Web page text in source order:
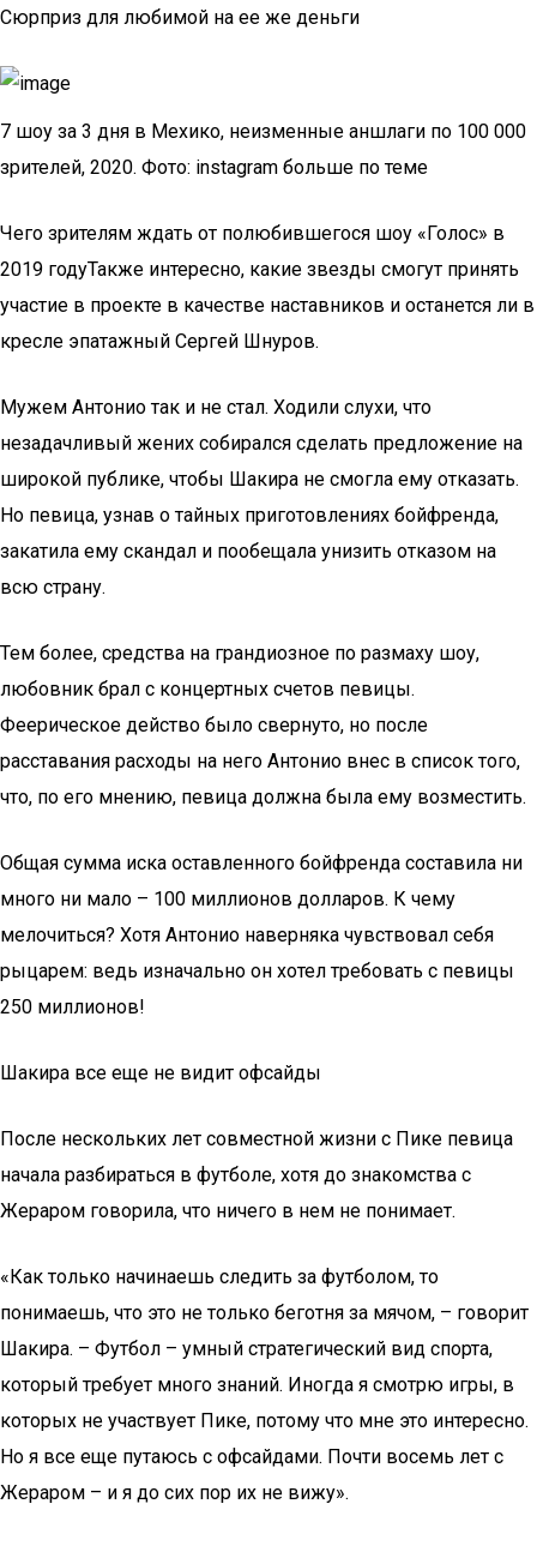
Сюрприз для любимой на ее же деньги
7 шоу за 3 дня в Мехико, неизменные аншлаги по 100 000
зрителей, 2020. Фото: instagram больше по теме
Чего зрителям ждать от полюбившегося шоу «Голос» в
2019 годуТакже интересно, какие звезды смогут принять
участие в проекте в качестве наставников и останется ли в
кресле эпатажный Сергей Шнуров.
Мужем Антонио так и не стал. Ходили слухи, что
незадачливый жених собирался сделать предложение на
широкой публике, чтобы Шакира не смогла ему отказать.
Но певица, узнав о тайных приготовлениях бойфренда,
закатила ему скандал и пообещала унизить отказом на
всю страну.
Тем более, средства на грандиозное по размаху шоу,
любовник брал с концертных счетов певицы.
Феерическое действо было свернуто, но после
расставания расходы на него Антонио внес в список того,
что, по его мнению, певица должна была ему возместить.
Общая сумма иска оставленного бойфренда составила ни
много ни мало – 100 миллионов долларов. К чему
мелочиться? Хотя Антонио наверняка чувствовал себя
рыцарем: ведь изначально он хотел требовать с певицы
250 миллионов!
Шакира все еще не видит офсайды
После нескольких лет совместной жизни с Пике певица
начала разбираться в футболе, хотя до знакомства с
Жераром говорила, что ничего в нем не понимает.
«Как только начинаешь следить за футболом, то
понимаешь, что это не только беготня за мячом, – говорит
Шакира. – Футбол – умный стратегический вид спорта,
который требует много знаний. Иногда я смотрю игры, в
которых не участвует Пике, потому что мне это интересно.
Но я все еще путаюсь с офсайдами. Почти восемь лет с
Жераром – и я до сих пор их не вижу».